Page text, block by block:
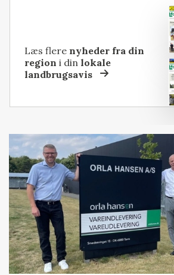
Læs flere nyheder fra din
region i dinlokale
landbrugsavis